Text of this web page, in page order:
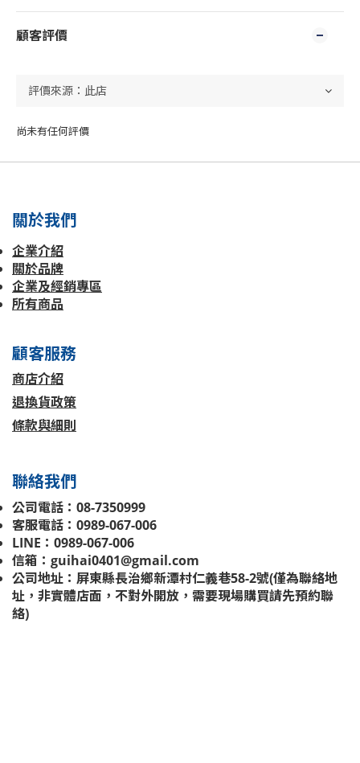
顧客評價
尚未有任何評價
關於我們
企業介紹
關於品牌
企業及經銷專區
所有商品
顧客服務
商店介紹
退換貨政策
條款與細則
聯絡我們
公司電話：08-7350999
客服電話：0989-067-006
LINE：0989-067-006
信箱：guihai0401@gmail.com
公司地址：屏東縣長治鄉新潭村仁義巷58-2號(僅為聯絡地
址，非實體店面，不對外開放，需要現場購買請先預約聯
絡)